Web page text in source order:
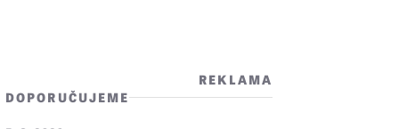
REKLAMA
DOPORUČUJEME